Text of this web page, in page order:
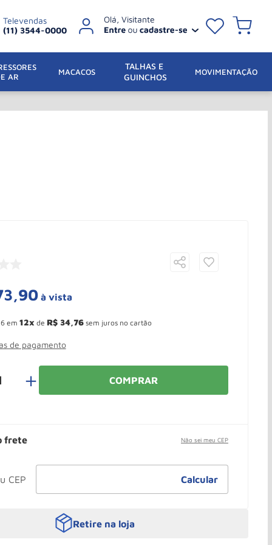
Televendas
(11) 3544-0000
AR
MACACOS
TALHAS E
GUINCHOS
MOVIMENTAÇÃO
,90à vista
em 12 de R$ 34,76sem juros no cartão
de pagamento
＋ COMPRAR
frete Não sei meu CEP
Retire na loja